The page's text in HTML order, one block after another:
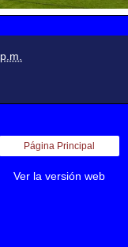
Página Principal
Ver la versión web